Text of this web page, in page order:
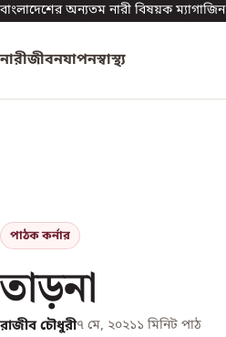
বাংলাদেশের অন্যতম নারী বিষয়ক ম্যাগাজিন
নারীজীবনযাপনস্বাস্থ্য
পাঠক কর্নার
তাড়না
রাজীব চৌধুরী৭ মে, ২০২১১ মিনিট পাঠ